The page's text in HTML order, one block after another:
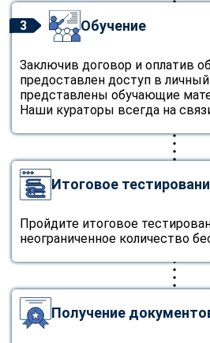
3 Обучение
Заключив договор и оплатив
предоставлен доступ в
представлены обучающие
Наши кураторы всегда на
Итоговое
Пройдите итоговое
неограниченное количество
Получение